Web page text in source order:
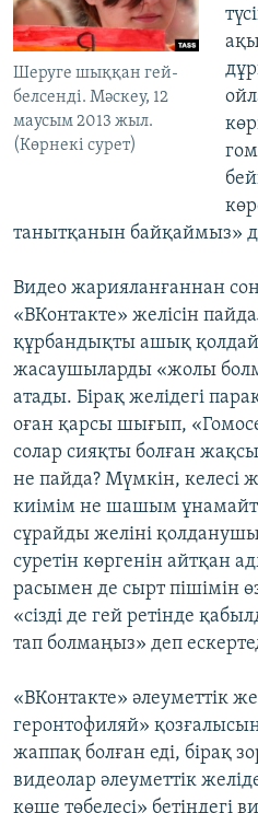
Шеруге шыққан гей-
белсенді. Мәскеу, 12
маусым 2013 жыл.
(Көрнекі сурет)
танытқанын байқаймыз»
Видео жарияланғаннан
«ВКонтакте» желісін
құрбандықты ашық
жасаушыларды «жолы
атады. Бірақ желідегі
оған қарсы шығып,
солар сияқты болған
не пайда? Мүмкін, келесі
киімім не шашым
сұрайды желіні
суретін көргенін айтқан
расымен де сырт пішімін
«сізді де гей ретінде
тап болмаңыз» деп
«ВКонтакте» әлеуметтік
геронтофиляй»
жаппақ болған еді, бірақ
видеолар әлеуметтік
көше төбелесі» бетіндегі